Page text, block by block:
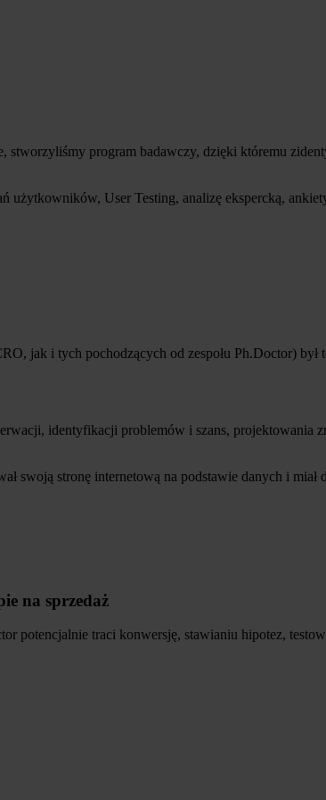
stworzyliśmy program badawczy, dzięki któremu
użytkowników, User Testing, analizę ekspercką,
jak i tych pochodzących od zespołu Ph.Doctor) był
identyfikacji problemów i szans, projektowania
swoją stronę internetową na podstawie danych i miał
na sprzedaż
potencjalnie traci konwersję, stawianiu hipotez,